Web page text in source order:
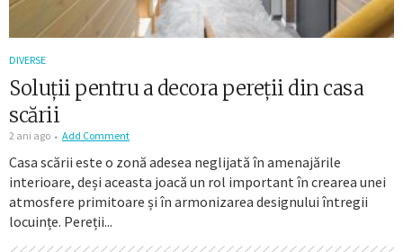
DIVERSE
Soluții pentru a decora pereții din casa
scării
2 ani ago Add Comment
Casa scării este o zonă adesea neglijată în amenajările
interioare, deși aceasta joacă un rol important în crearea unei
atmosfere primitoare și în armonizarea designului întregii
locuințe. Pereții...